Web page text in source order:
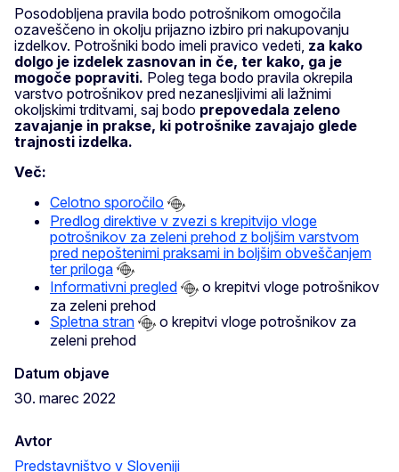
Posodobljena pravila bodo potrošnikom omogočila
ozaveščeno in okolju prijazno izbiro pri nakupovanju
izdelkov. Potrošniki bodo imeli pravico vedeti, za kako
dolgo je izdelek zasnovan in če, ter kako, ga je
mogoče popraviti. Poleg tega bodo pravila okrepila
varstvo potrošnikov pred nezanesljivimi ali lažnimi
okoljskimi trditvami, saj bodo prepovedala zeleno
zavajanje in prakse, ki potrošnike zavajajo glede
trajnosti izdelka.
Več:
Celotno sporočilo
Predlog direktive v zvezi s krepitvijo vloge
potrošnikov za zeleni prehod z boljšim varstvom
pred nepoštenimi praksami in boljšim obveščanjem
ter priloga
Informativni pregled
o krepitvi vloge potrošnikov
za zeleni prehod
Spletna stran
o krepitvi vloge potrošnikov za
zeleni prehod
Datum objave
30. marec 2022
Avtor
Predstavništvo v Sloveniji